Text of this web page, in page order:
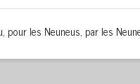
pour les Neuneus, par les